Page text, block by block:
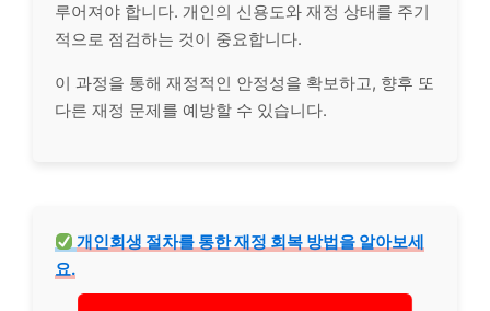
루어져야 합니다. 개인의 신용도와 재정 상태를 주기
적으로 점검하는 것이 중요합니다.
이 과정을 통해 재정적인 안정성을 확보하고, 향후 또
다른 재정 문제를 예방할 수 있습니다.
개인회생 절차를 통한 재정 회복 방법을 알아보세
요.